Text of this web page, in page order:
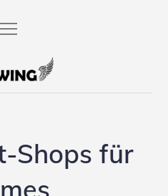
Shops für